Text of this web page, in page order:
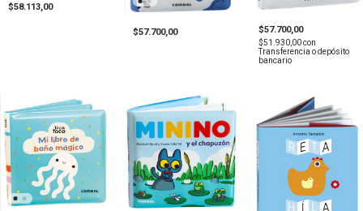
$58.113,00
$57.700,00 $57.700,00
$51.930,00con
Transferencia o depósito
bancario